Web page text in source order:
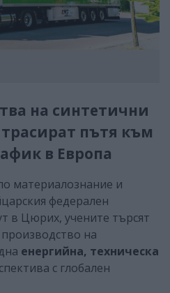
на синтетични
пътя към
в Европа
материалознание и
федерален
в Цюрих, учените търсят
на
енергийна, техническа
с глобален